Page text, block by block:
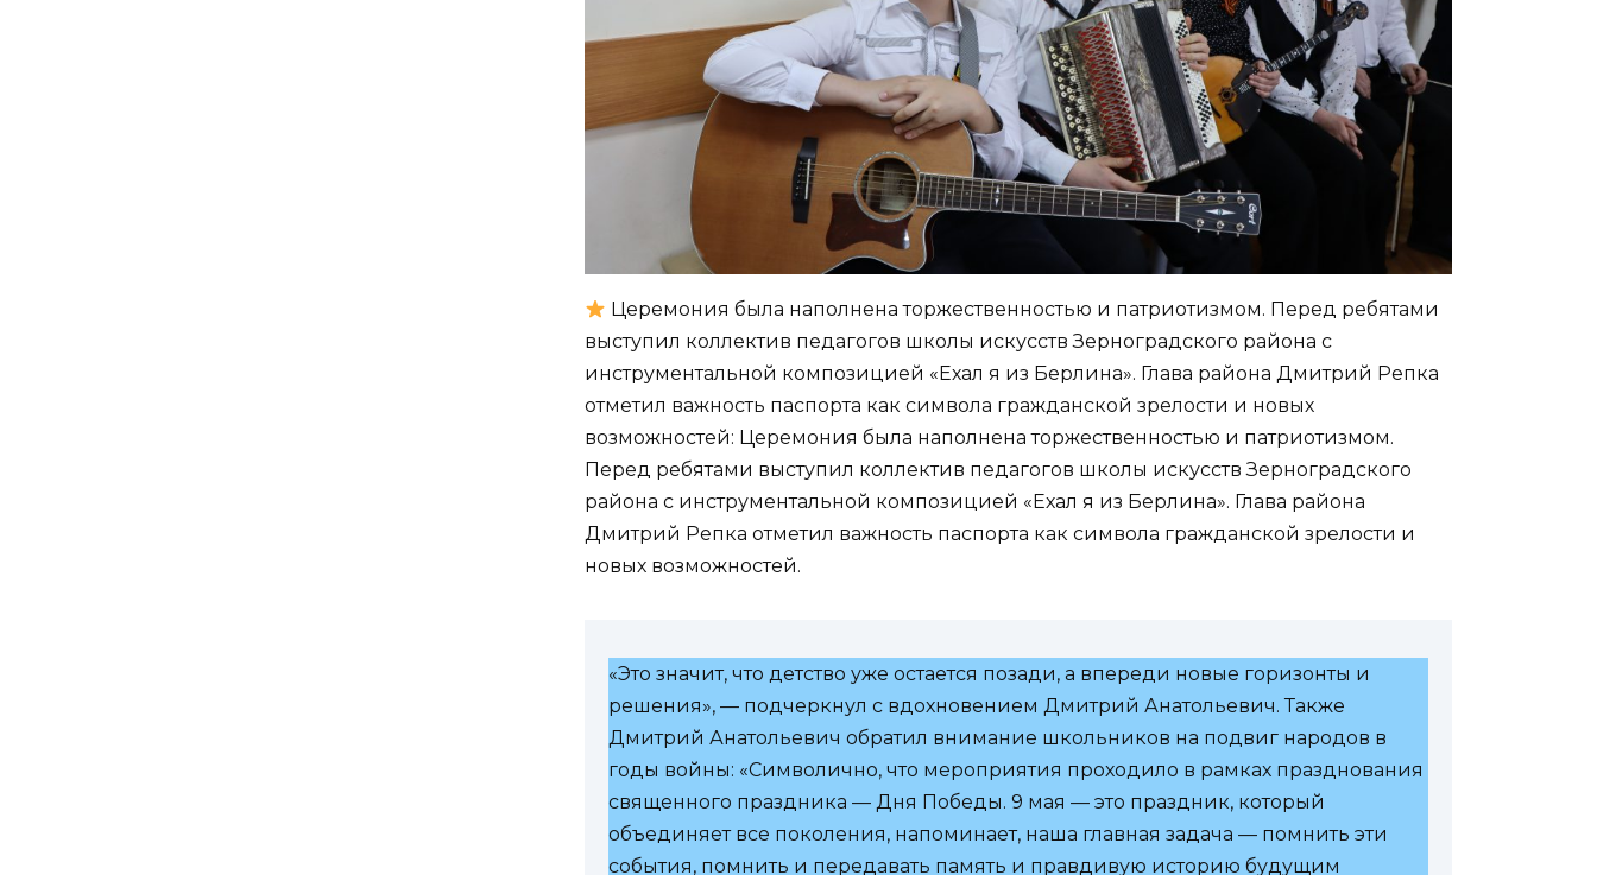
Церемония была наполнена торжественностью и патриотизмом. Перед ребятами
выступил коллектив педагогов школы искусств Зерноградского района с
инструментальной композицией «Ехал я из Берлина». Глава района Дмитрий Репка
отметил важность паспорта как символа гражданской зрелости и новых
возможностей: Церемония была наполнена торжественностью и патриотизмом.
Перед ребятами выступил коллектив педагогов школы искусств Зерноградского
района с инструментальной композицией «Ехал я из Берлина». Глава района
Дмитрий Репка отметил важность паспорта как символа гражданской зрелости и
новых возможностей.
«Это значит, что детство уже остается позади, а впереди новые горизонты и
решения», — подчеркнул с вдохновением Дмитрий Анатольевич. Также
Дмитрий Анатольевич обратил внимание школьников на подвиг народов в
годы войны: «Символично, что мероприятия проходило в рамках празднования
священного праздника — Дня Победы. 9 мая — это праздник, который
объединяет все поколения, напоминает, наша главная задача — помнить эти
события, помнить и передавать память и правдивую историю будущим